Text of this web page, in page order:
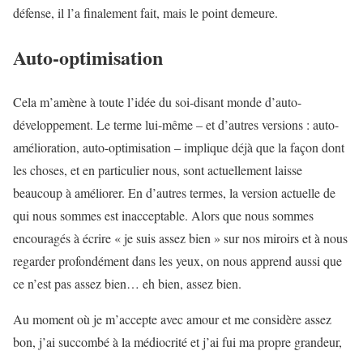
défense, il l’a finalement fait, mais le point demeure.
Auto-optimisation
Cela m’amène à toute l’idée du soi-disant monde d’auto-
développement. Le terme lui-même – et d’autres versions : auto-
amélioration, auto-optimisation – implique déjà que la façon dont
les choses, et en particulier nous, sont actuellement laisse
beaucoup à améliorer. En d’autres termes, la version actuelle de
qui nous sommes est inacceptable. Alors que nous sommes
encouragés à écrire « je suis assez bien » sur nos miroirs et à nous
regarder profondément dans les yeux, on nous apprend aussi que
ce n’est pas assez bien… eh bien, assez bien.
Au moment où je m’accepte avec amour et me considère assez
bon, j’ai succombé à la médiocrité et j’ai fui ma propre grandeur,